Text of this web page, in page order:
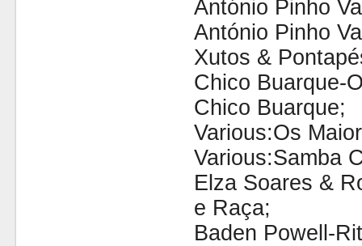
António Pinho
António Pinho
Xutos &
Chico Buarque-
Chico Buarque;
Various:Os
Various:Samba
Elza Soares &
e Raça;
Baden Powell-